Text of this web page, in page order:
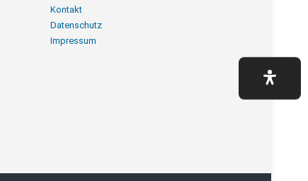
Navigation
überspringen
Kontakt
Datenschutz
Impressum